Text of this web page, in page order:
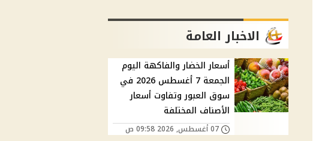
الاخبار العامة
أسعار الخضار والفاكهة اليوم
الجمعة 7 أغسطس 2026 في
سوق العبور وتفاوت أسعار
الأصناف المختلفة
07 أغسطس, 2026 09:58 ص